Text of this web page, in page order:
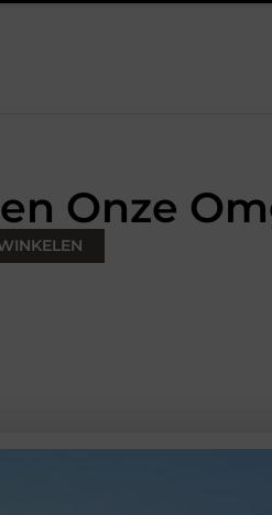
Onze